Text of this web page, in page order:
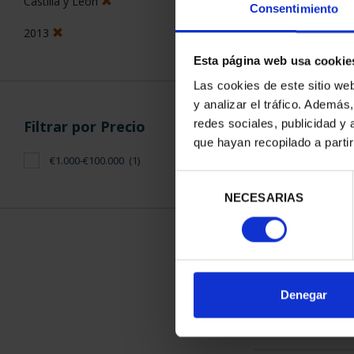
Consentimiento
Esta página web usa
Las cookies de este sitio
y analizar el tráfico.
redes sociales, publicidad y
que hayan recopilado a
consentimiento
NECESARIAS
Denegar
2013
Filtrar por Precio
€1.000-€100.000 (1)
CAPITALES
ORDENAR POR: